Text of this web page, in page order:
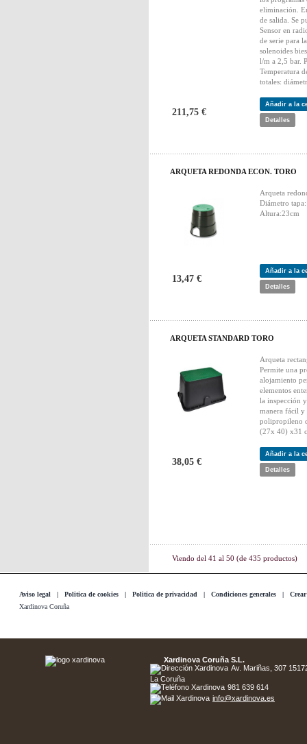
eliminación.
de salida. Se
Sensor en
de serie para
solenoides
l/m a 2,5 bar.
Temperatura
totales:
211,75 €
Añadir a la
Detalles
ARQUETA REDONDA ECON. TORO
Arqueta
Diámetro
Altura:23cm
13,47 €
Añadir a la
Detalles
ARQUETA STANDARD TORO
Arqueta
Permite una
alojamiento
elementos
la inspección
manera fácil y
polipropileno
(27x 40) x31
38,05 €
Añadir a la
Detalles
Viendo del 41 al 50 (de 435 productos)
Aviso legal | Politica de cookies | Politica de privacidad | Condiciones generales |
Xardinova Coruña
Xardinova Coruña S.L.
Av. Mariñas, 307
La Coruña
981 639 614
info@xardinova.es